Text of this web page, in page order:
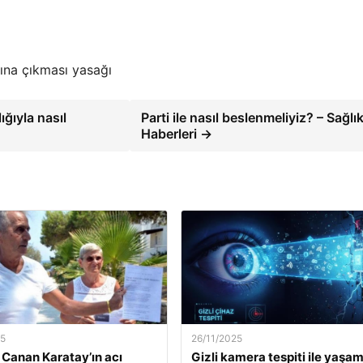
çıkması yasağı
nasıl
Parti ile nasıl beslenmeliyiz? –
Haberleri →
Karatay’ın acı
26/11/2025
Gizli kamera tespiti ile yaşam